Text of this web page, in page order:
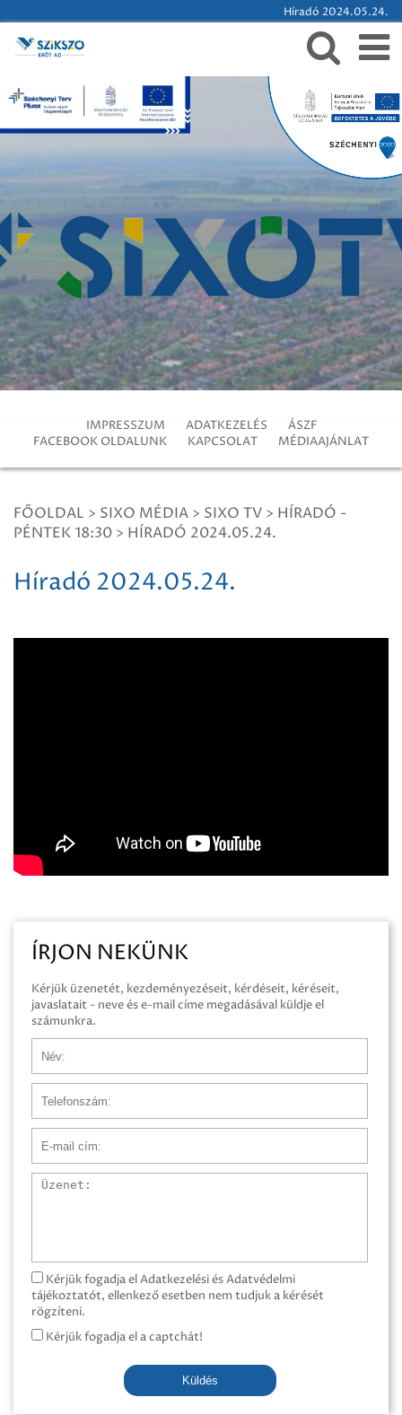
Híradó 2024.05.24.
IMPRESSZUM ADATKEZELÉS
ÁSZF
FACEBOOK OLDALUNK
KAPCSOLAT MÉDIAAJÁNLAT
FŐOLDAL > SIXO MÉDIA > SIXO TV > HÍRADÓ -
PÉNTEK 18:30 > HÍRADÓ 2024.05.24.
Híradó 2024.05.24.
ÍRJON NEKÜNK
Kérjük üzenetét, kezdeményezéseit, kérdéseit, kéréseit,
javaslatait - neve és e-mail címe megadásával küldje el
számunkra.
Üzenet
Kérjük fogadja el Adatkezelési és Adatvédelmi
tájékoztatót, ellenkező esetben nem tudjuk a kérését
rögzíteni.
Kérjük fogadja el a captchát!
Küldés